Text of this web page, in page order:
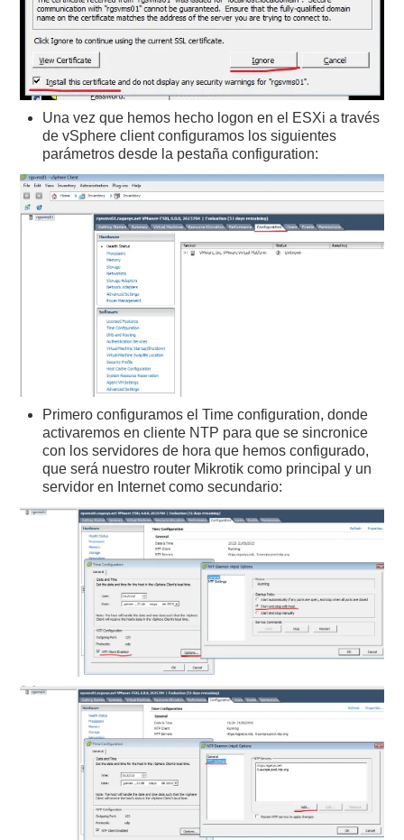
Una vez que hemos hecho logon en el ESXi a través
de vSphere client configuramos los siguientes
parámetros desde la pestaña configuration:
Primero configuramos el Time configuration, donde
activaremos en cliente NTP para que se sincronice
con los servidores de hora que hemos configurado,
que será nuestro router Mikrotik como principal y un
servidor en Internet como secundario: